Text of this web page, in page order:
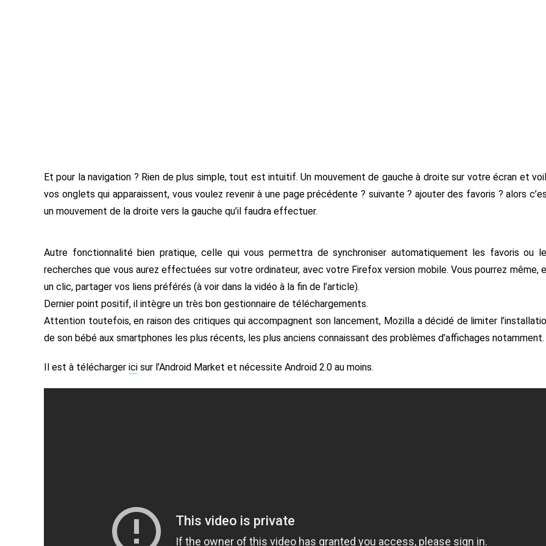
Et pour la navigation ? Rien de plus simple, tout est intuitif. Un mouvement de gauche à droite sur votre écran et
vos onglets qui apparaissent, vous voulez revenir à une page précédente ? suivante ? ajouter des favoris ? alors
un mouvement de la droite vers la gauche qu’il faudra effectuer.
Autre fonctionnalité bien pratique, celle qui vous permettra de synchroniser automatiquement les favoris ou
recherches que vous aurez effectuées sur votre ordinateur, avec votre Firefox version mobile. Vous pourrez même,
un clic, partager vos liens préférés (à voir dans la vidéo à la fin de l’article).
Dernier point positif, il intègre un très bon gestionnaire de téléchargements.
Attention toutefois, en raison des critiques qui accompagnent son lancement, Mozilla a décidé de limiter
de son bébé aux smartphones les plus récents, les plus anciens connaissant des problèmes d’affichages notamment.
Il est à télécharger ici sur l’Android Market et nécessite Android 2.0 au moins.